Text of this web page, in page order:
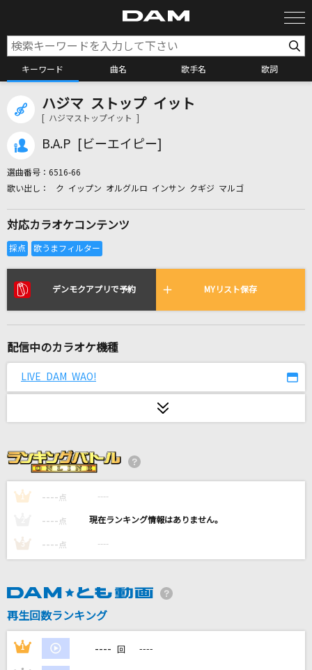
キーワード 曲名 歌手名 歌詞
カラオケ検索
カラオケ店舗検索
リアルタイムで歌われている曲の一覧
NAME
もしも 「みんな一緒に」バージョン
AS IF IT'S YOUR LAST
BLACKPINK
川崎鷹也
スピッツ
[生音]ミズキリ
優里
ハジマ ストップ イット
[ ハジマストップイット ]
B.A.P [ビーエイピー]
選曲番号： 6516-66
ク イップン オルグルロ インサン クギジ マルゴ
対応カラオケコンテンツ
デンモクアプリで予約 MYリスト保存
配信中のカラオケ機種
LIVE DAM WAO!
1 ---- 点 ----
---- 点 ----
3 ---- 点 ----
再生回数ランキング
1 ---- 回 ----